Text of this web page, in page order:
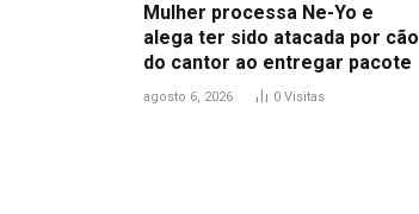
Mulher processa Ne-Yo e
alega ter sido atacada por cão
do cantor ao entregar pacote
agosto 6, 2026 0 Visitas